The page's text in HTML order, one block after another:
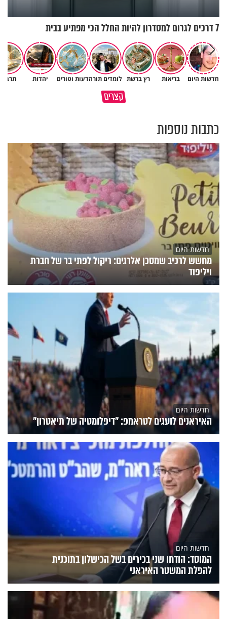
7 דרכים לגרום למסדרון להיות החלל הכי מפתיע בבית
חדשות היום בריאות רץ ברשת לומדים תורהדעות וטורים יהדות
קצרים
תשתמש באהבה של השם לטובתך
פותחים פתח קטן - ומקבלים
כתבות נוספות
חדשות היום
מחשש לרכיב שמסכן אלרגים: ריקול לפתי בר של חברת
ויליפוד
חדשות היום
האיראנים לועגים לטראמפ: "דיפלומטיה של תיאטרון"
חדשות היום
המוסד: הודחו שני בכירים בשל הכישלון בתוכנית
להפלת המשטר האיראני